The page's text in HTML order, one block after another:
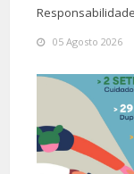
05 Agosto 2026